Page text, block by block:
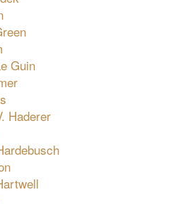
Guin
Haderer